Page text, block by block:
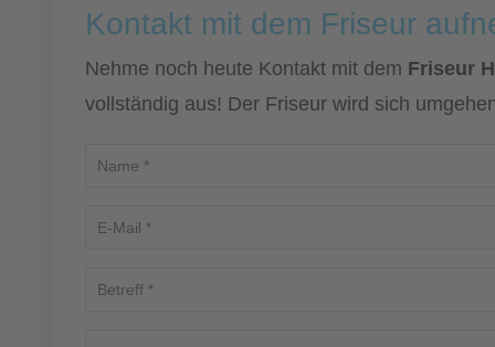
Kontakt mit dem Friseur
Nehme noch heute Kontakt mit dem Friseur
vollständig aus! Der Friseur wird sich